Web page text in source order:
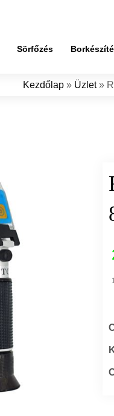
Sörfőzés
Kezdőlap » Üzlet»